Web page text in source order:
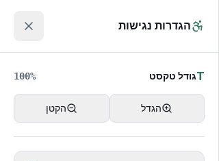
הגדרות נגישות
Tגודל טקסט 100%
הגדל הקטן